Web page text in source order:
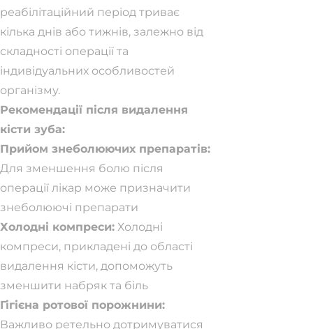
реабілітаційний період триває
кілька днів або тижнів, залежно від
складності операції та
індивідуальних особливостей
організму.
Рекомендації після видалення
кісти зуба:
Прийом знеболюючих препаратів:
Для зменшення болю після
операції лікар може призначити
знеболюючі препарати
Холодні компреси: Холодні
компреси, прикладені до області
видалення кісти, допоможуть
зменшити набряк та біль
Гігієна ротової порожнини:
Важливо ретельно дотримуватися